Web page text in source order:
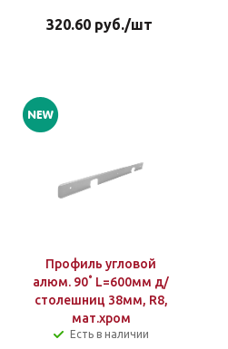
320.60руб./шт
Профиль угловой
алюм. 90˚ L=600мм д/
столешниц 38мм, R8,
мат.хром
Есть в наличии